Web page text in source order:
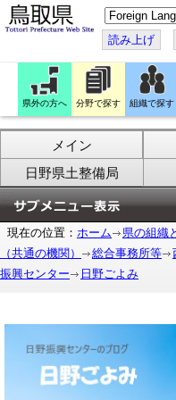
こ
の
ペ
ー
ジ
翻
訳
す
る
読み上げ
県外の方へ 分野で探す 組織で探す
メイン
日野県土整備局
現在の位置： ホーム 県の組織
（共通の機関）
総合事務所等
振興センター
日野ごよみ